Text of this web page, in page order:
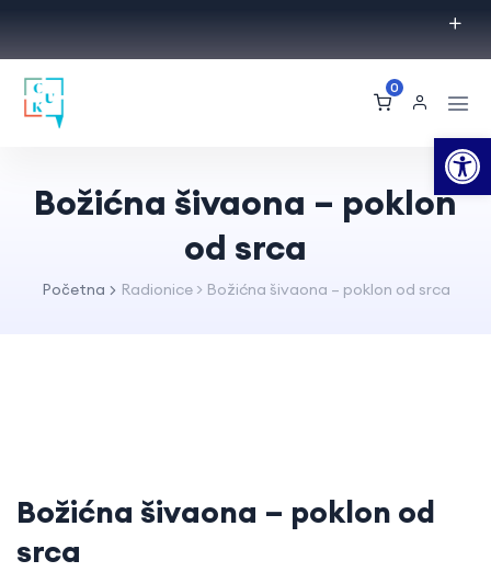
0
Božićna šivaona – poklon
od srca
Početna Radionice> Božićna šivaona – poklon od srca
Božićna šivaona – poklon od
srca